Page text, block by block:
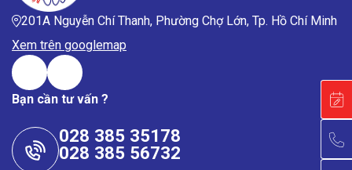
201A Nguyễn Chí Thanh, Phường Chợ Lớn, Tp. Hồ Chí Minh
Xem trên googlemap
Bạn cần tư vấn ?
028 385 35178
028 385 56732